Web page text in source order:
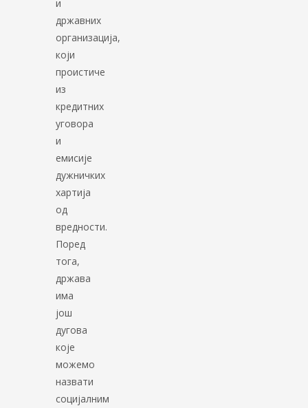
и
државних
организација,
који
проистиче
из
кредитних
уговора
и
емисије
дужничких
хартија
од
вредности.
Поред
тога,
држава
има
још
дугова
које
можемо
назвати
социјалним